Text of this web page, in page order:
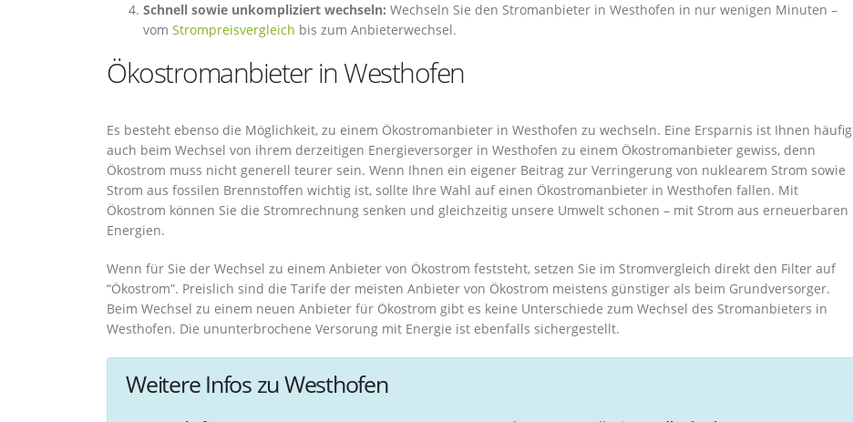
Schnell sowie unkompliziert wechseln: Wechseln Sie den Stromanbieter in Westhofen in nur wenigen Minuten –
vom Strompreisvergleich bis zum Anbieterwechsel.
Ökostromanbieter in Westhofen
Es besteht ebenso die Möglichkeit, zu einem Ökostromanbieter in Westhofen zu wechseln. Eine Ersparnis ist Ihnen häufig
auch beim Wechsel von ihrem derzeitigen Energieversorger in Westhofen zu einem Ökostromanbieter gewiss, denn
Ökostrom muss nicht generell teurer sein. Wenn Ihnen ein eigener Beitrag zur Verringerung von nuklearem Strom sowie
Strom aus fossilen Brennstoffen wichtig ist, sollte Ihre Wahl auf einen Ökostromanbieter in Westhofen fallen. Mit
Ökostrom können Sie die Stromrechnung senken und gleichzeitig unsere Umwelt schonen – mit Strom aus erneuerbaren
Energien.
Wenn für Sie der Wechsel zu einem Anbieter von Ökostrom feststeht, setzen Sie im Stromvergleich direkt den Filter auf
“Ökostrom”. Preislich sind die Tarife der meisten Anbieter von Ökostrom meistens günstiger als beim Grundversorger.
Beim Wechsel zu einem neuen Anbieter für Ökostrom gibt es keine Unterschiede zum Wechsel des Stromanbieters in
Westhofen. Die ununterbrochene Versorung mit Energie ist ebenfalls sichergestellt.
Weitere Infos zu Westhofen